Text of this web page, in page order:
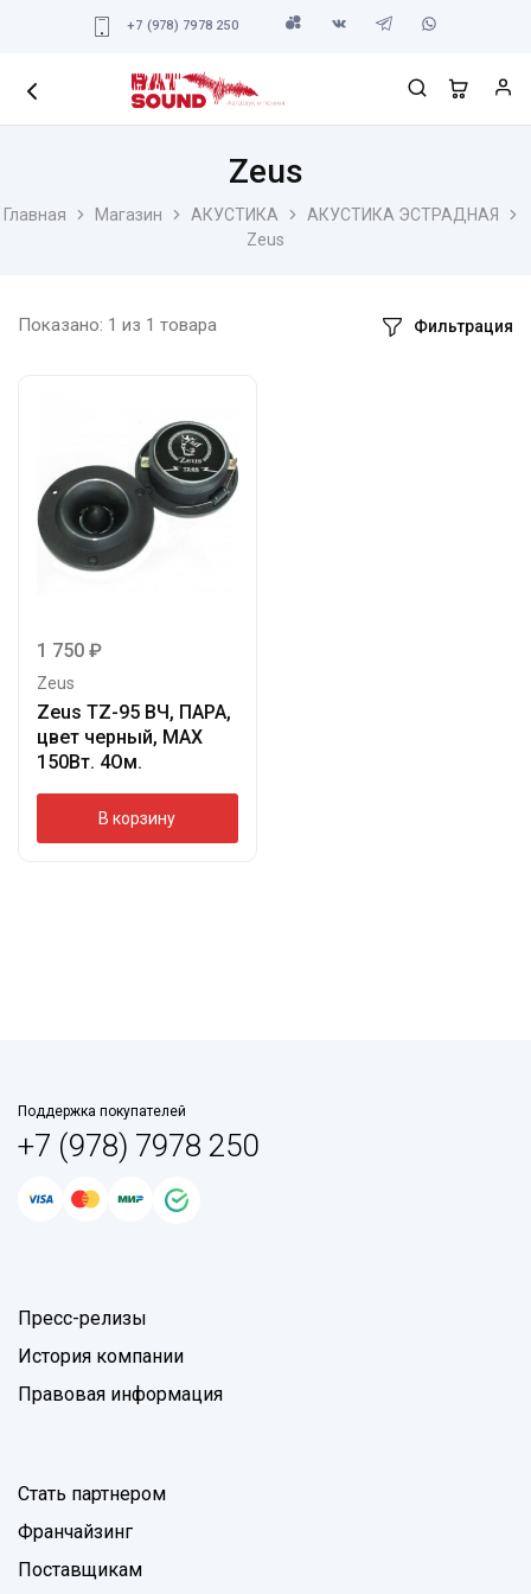
+7 (978) 7978 250
Главная Магазин АКУСТИКА
АКУСТИКА ЭСТРАДНАЯ
Zeus
Zeus
Показано: 1 из 1 товара Фильтрация
1 750 ₽
Zeus
Zeus TZ-95 ВЧ, ПАРА,
цвет черный, МАХ
150Вт. 4Ом.
В корзину
Поддержка покупателей
+7 (978) 7978 250
Пресс-релизы
История компании
Правовая информация
Стать партнером
Франчайзинг
Поставщикам